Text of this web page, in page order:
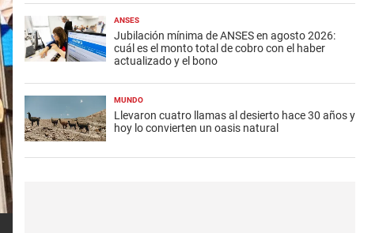
ANSES
Jubilación mínima de ANSES en agosto 2026:
cuál es el monto total de cobro con el haber
actualizado y el bono
MUNDO
Llevaron cuatro llamas al desierto hace 30 años y
hoy lo convierten un oasis natural